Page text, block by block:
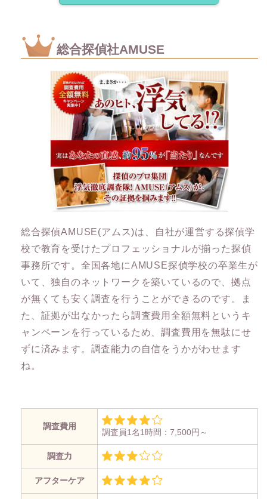
総合探偵社AMUSE
総合探偵AMUSE(アムス)は、自社が運営する探偵学
校で教育を受けたプロフェッショナルが揃った探偵
事務所です。全国各地にAMUSE探偵学校の卒業生が
いて、独自のネットワークを築いているので、拠点
が無くても安く調査を行うことができるのです。ま
た、証拠が出なかったら調査費用全額無料というキ
ャンペーンを行っているため、調査費用を無駄にせ
ずに済みます。調査能力の自信をうかがわせます
ね。
調査費用
調査員1名1時間：7,500円～
調査力
アフターケア